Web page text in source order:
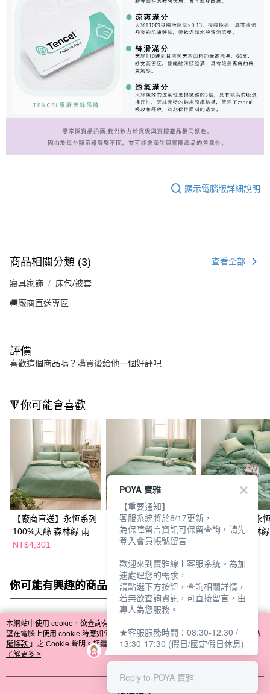
顯示電腦版詳細說明
商品相關分類 (3) 查看全部
寢具家飾 床包/被套
🚚廠商直送專區
評價
喜歡這個商品嗎？購買後給他一個好評吧
🔻你可能會喜歡
【廠商直送】永恆系列
100%天絲 森林綠 兩用
被套床包組-特大
NT$4,301
【廠商直送】永恆系列
100%天絲 森林綠 被套
床包組-特大
NT$3,893
【廠商直送】永
100%天絲 森林
你可能有興趣的商品 全站排行
熱門標籤
本網站中使用 cookie，欲查詢有關本網站使用 cookie 方式之詳情，及若您不希
望在電腦上使用 cookie 時應如何變更電腦的 cookie 設定，請參閱本網站「
隱私
權條款 」之 Cookie 聲明。您繼續使用本網站即表示您同意本公司得按本網站使
用條款之 Cookie 聲明使用 cookie。
了解更多 >
我知道了
POYA 寶雅
【重要通知】
客服系統將於8/17更新，
為保障留言資訊可保留查詢，請先
登入會員帳號留言。
歡迎來到寶雅線上客服系統。為加
速處理您的需求，
請點選下方按鈕，查詢相關詳情，
若無欲查詢資訊，可直接留言，由
專人為您服務。
★客服服務時間：08:30-12:30 /
13:30-17:30 (假日/國定假日休息)
Reply to POYA 寶雅